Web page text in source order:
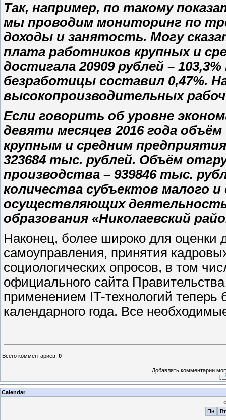
Так, например, по такому
мы проводим мониторинг по
доходы и занятость. Могу
плата работников крупных и
достигала 20909 рублей –
безработицы составил 0,47%.
высокопроизводительных
Если говорить об уровне
девяти месяцев 2016 года
крупным и средним
323684 тыс. рублей. Объём
производства – 939846 тыс.
количества субъектов малого
осуществляющих
образования «Николаевский
Наконец, более широко для оценки
самоуправления, принятия
социологических опросов, в том
официального сайта
применением IT-технологий теперь
календарного года. Все
Всего комментариев: 0
Добавлять комментарии
[
Calendar
«
Пн
Вт